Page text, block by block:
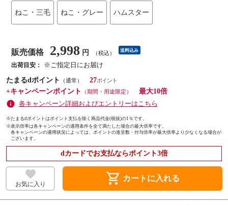
ねこ・三毛 ねこ・グレー ハムスター
販売価格 2,998 円 （税込） 送料込み
出荷目安：
※ご指定日にお届け
たまるdポイント
（通常）
27
+キャンペーンポイント
（期間・用途限定）
最大10倍
各キャンペーン詳細およびエントリーはこちら
※たまるdポイントはポイント支払を除く商品代金(税抜)の1％です。
※表示倍率は各キャンペーンの適用条件を全て満たした場合の最大倍率です。
各キャンペーンの適用状況によっては、ポイントの進呈数・付与倍率が最大倍率より少なくなる場合が
ございます。
dカードでお支払ならポイント3倍
お気に入り shopping_cart カートに入れる